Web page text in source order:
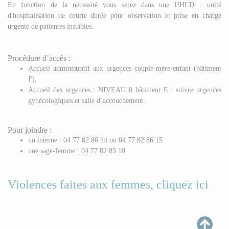
En fonction de la nécessité vous serez dans une UHCD : unité
d'hospitalisation de courte durée pour observation et prise en charge
urgente de patientes instables.
Procédure d’accès :
Accueil administratif aux urgences couple-mère-enfant (bâtiment
F),
Accueil des urgences : NIVEAU 0 bâtiment E : suivre urgences
gynécologiques et salle d’accouchement.
Pour joindre :
un interne : 04 77 82 86 14 ou 04 77 82 86 15
une sage-femme : 04 77 82 85 10
Violences faites aux femmes, cliquez ici